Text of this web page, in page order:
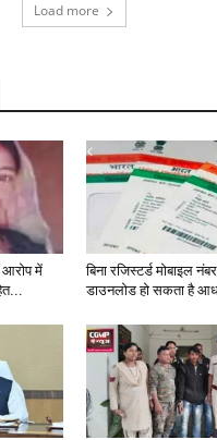
Load more
आरोप में
बिना रजिस्टर्ड मोबाइल
डाउनलोड हो सकता है